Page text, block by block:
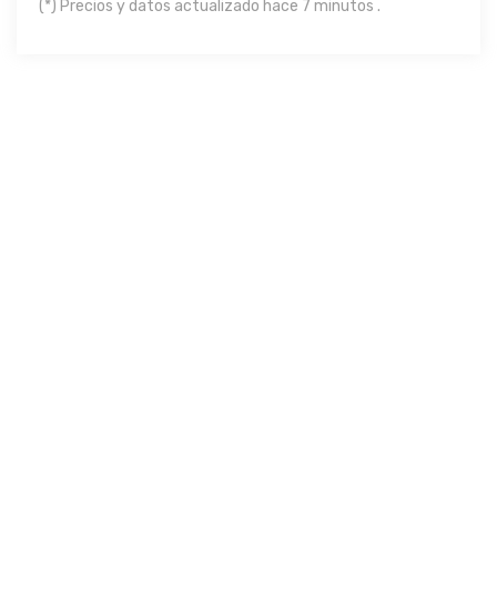
(*) Precios y datos actualizado hace 7 minutos .